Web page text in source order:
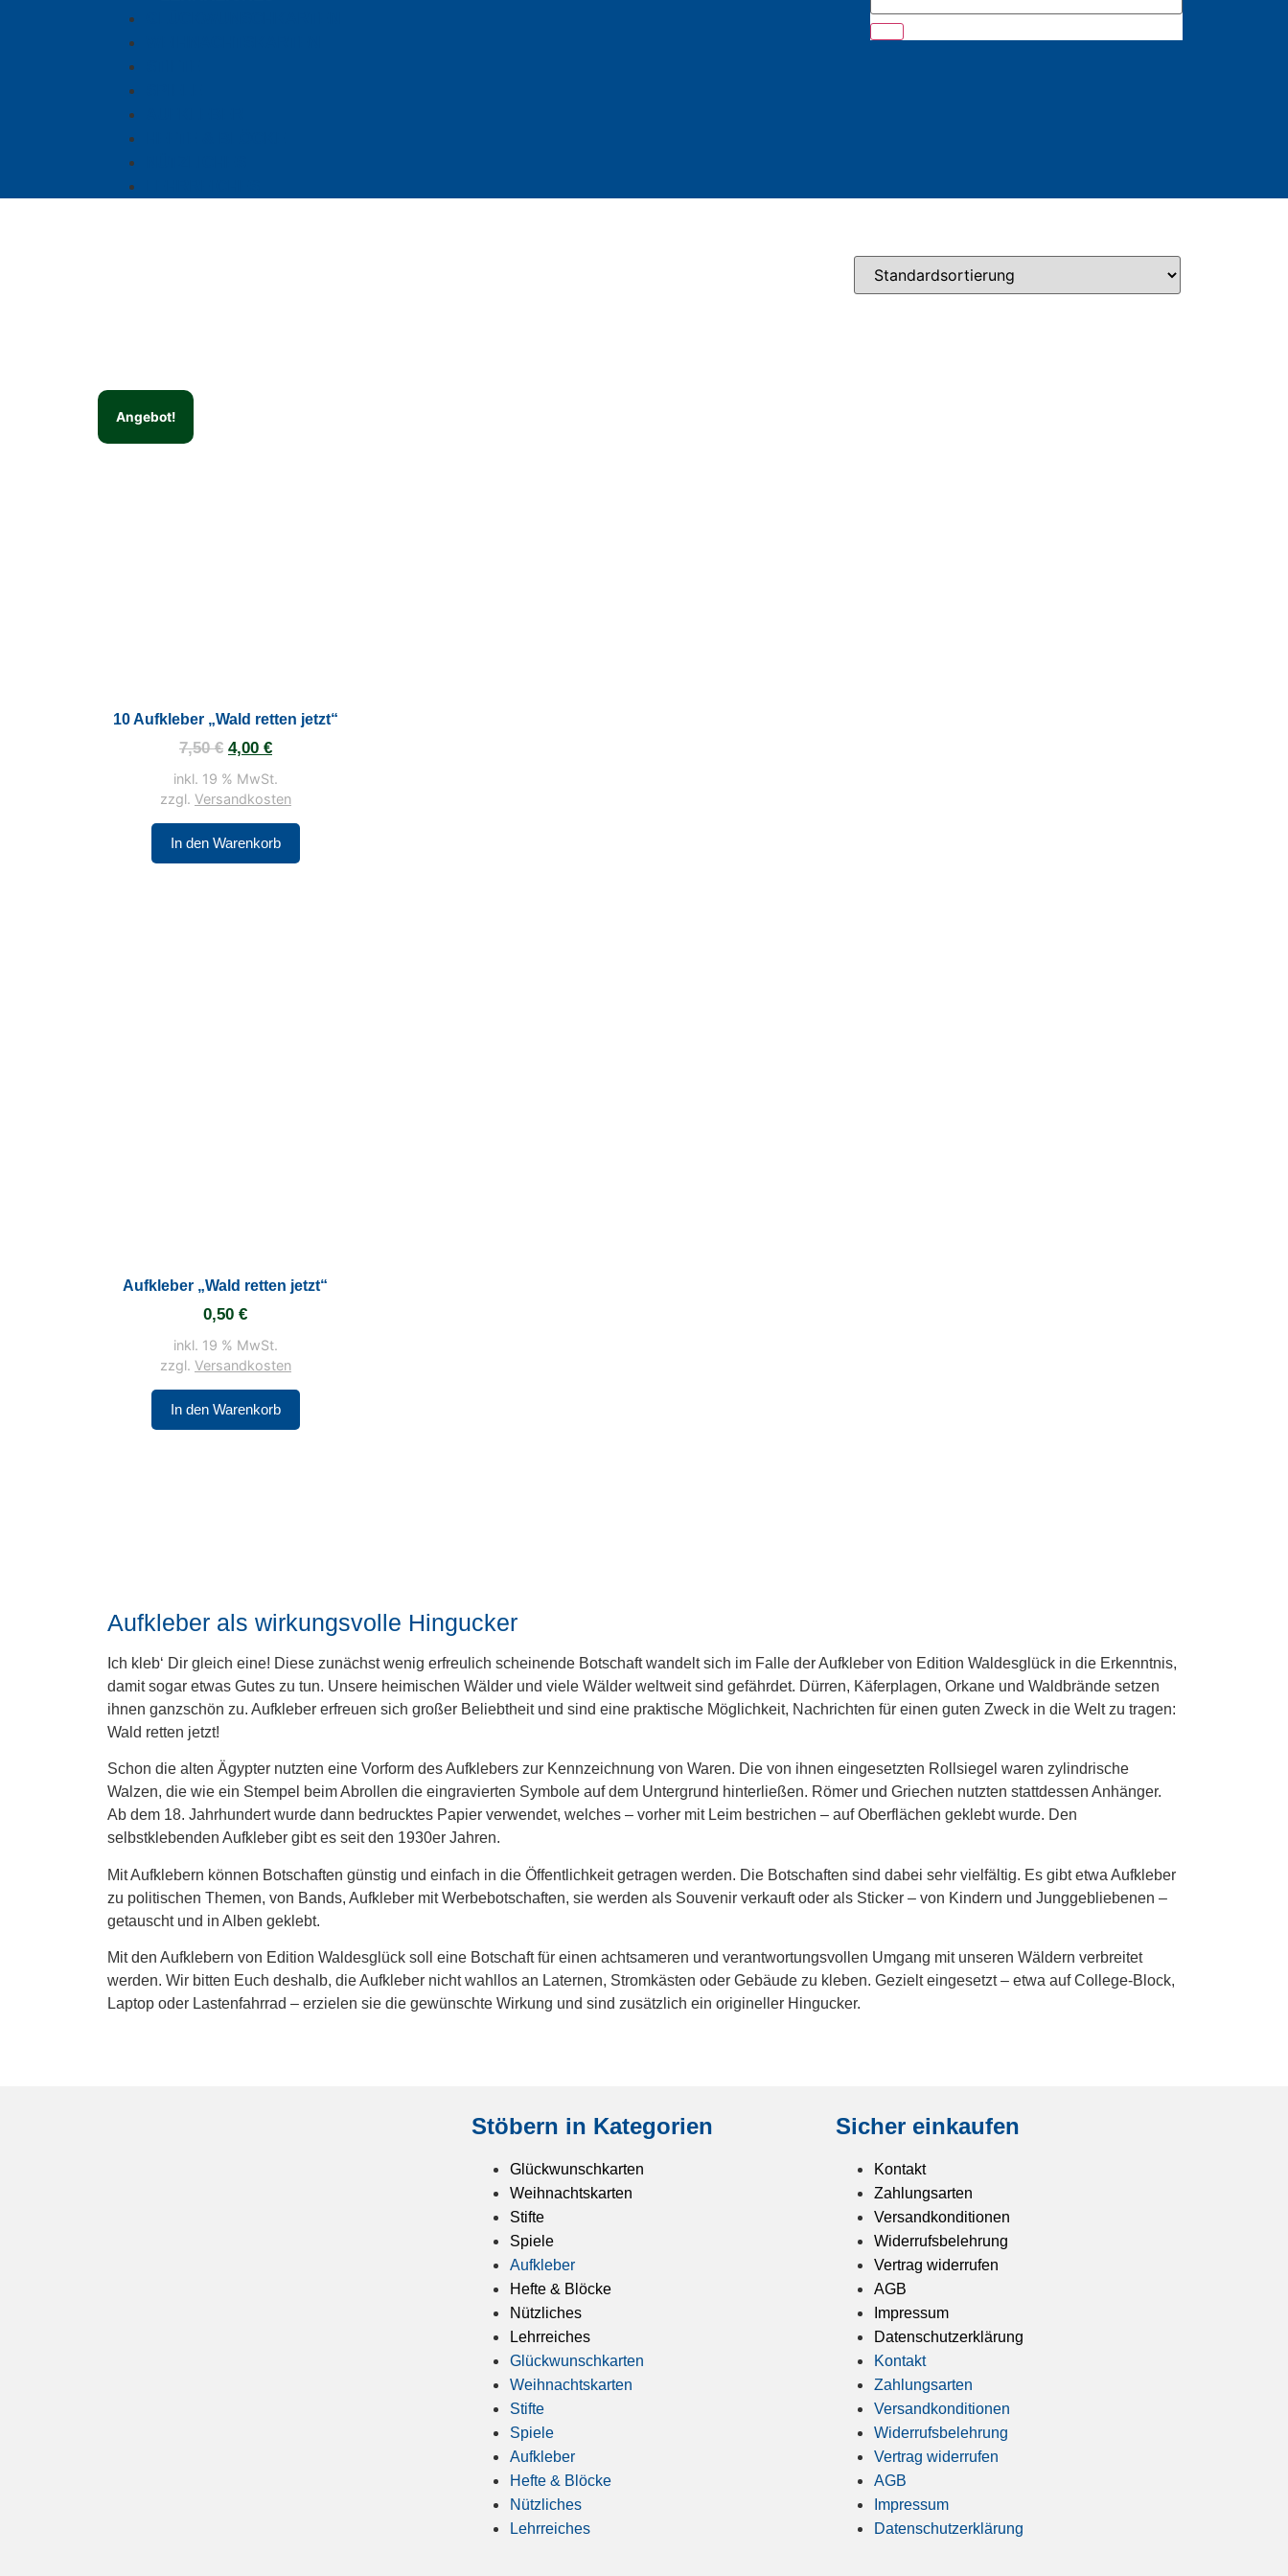
Angebot!
10 Aufkleber „Wald retten jetzt“
7,50€ 4,00 €
inkl. 19 % MwSt.
zzgl. Versandkosten
In den Warenkorb
Aufkleber „Wald retten jetzt“
0,50€
inkl. 19 % MwSt.
zzgl. Versandkosten
In den Warenkorb
Aufkleber als wirkungsvolle Hingucker
Ich kleb‘ Dir gleich eine! Diese zunächst wenig erfreulich scheinende Botschaft wandelt sich im Falle der Aufkleber von Edition Waldesglück in die Erkenntnis,
damit sogar etwas Gutes zu tun. Unsere heimischen Wälder und viele Wälder weltweit sind gefährdet. Dürren, Käferplagen, Orkane und Waldbrände setzen
ihnen ganzschön zu. Aufkleber erfreuen sich großer Beliebtheit und sind eine praktische Möglichkeit, Nachrichten für einen guten Zweck in die Welt zu tragen:
Wald retten jetzt!
Schon die alten Ägypter nutzten eine Vorform des Aufklebers zur Kennzeichnung von Waren. Die von ihnen eingesetzten Rollsiegel waren zylindrische
Walzen, die wie ein Stempel beim Abrollen die eingravierten Symbole auf dem Untergrund hinterließen. Römer und Griechen nutzten stattdessen Anhänger.
Ab dem 18. Jahrhundert wurde dann bedrucktes Papier verwendet, welches – vorher mit Leim bestrichen – auf Oberflächen geklebt wurde. Den
selbstklebenden Aufkleber gibt es seit den 1930er Jahren.
Mit Aufklebern können Botschaften günstig und einfach in die Öffentlichkeit getragen werden. Die Botschaften sind dabei sehr vielfältig. Es gibt etwa Aufkleber
zu politischen Themen, von Bands, Aufkleber mit Werbebotschaften, sie werden als Souvenir verkauft oder als Sticker – von Kindern und Junggebliebenen –
getauscht und in Alben geklebt.
Mit den Aufklebern von Edition Waldesglück soll eine Botschaft für einen achtsameren und verantwortungsvollen Umgang mit unseren Wäldern verbreitet
werden. Wir bitten Euch deshalb, die Aufkleber nicht wahllos an Laternen, Stromkästen oder Gebäude zu kleben. Gezielt eingesetzt – etwa auf College-Block,
Laptop oder Lastenfahrrad – erzielen sie die gewünschte Wirkung und sind zusätzlich ein origineller Hingucker.
Stöbern in Kategorien
Glückwunschkarten
Weihnachtskarten
Stifte
Spiele
Aufkleber
Hefte & Blöcke
Nützliches
Lehrreiches
Glückwunschkarten
Weihnachtskarten
Stifte
Spiele
Aufkleber
Hefte & Blöcke
Nützliches
Lehrreiches
Sicher einkaufen
Kontakt
Zahlungsarten
Versandkonditionen
Widerrufsbelehrung
Vertrag widerrufen
AGB
Impressum
Datenschutzerklärung
Kontakt
Zahlungsarten
Versandkonditionen
Widerrufsbelehrung
Vertrag widerrufen
AGB
Impressum
Datenschutzerklärung